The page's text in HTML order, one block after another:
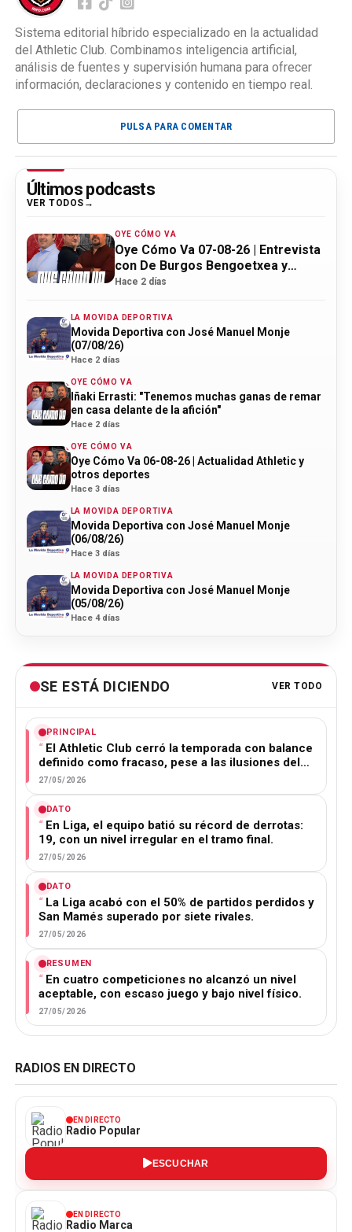
Sistema editorial híbrido especializado en la actualidad
del Athletic Club. Combinamos inteligencia artificial,
análisis de fuentes y supervisión humana para ofrecer
información, declaraciones y contenido en tiempo real.
PULSA PARA COMENTAR
Últimos podcasts
VER TODOS
OYE CÓMO VA
Oye Cómo Va 07-08-26 | Entrevista
con De Burgos Bengoetxea y
actualidad Athletic
Hace 2 días
LA MOVIDA DEPORTIVA
Movida Deportiva con José Manuel Monje
(07/08/26)
Hace 2 días
OYE CÓMO VA
Iñaki Errasti: "Tenemos muchas ganas de remar
en casa delante de la afición"
Hace 2 días
OYE CÓMO VA
Oye Cómo Va 06-08-26 | Actualidad Athletic y
otros deportes
Hace 3 días
LA MOVIDA DEPORTIVA
Movida Deportiva con José Manuel Monje
(06/08/26)
Hace 3 días
LA MOVIDA DEPORTIVA
Movida Deportiva con José Manuel Monje
(05/08/26)
Hace 4 días
SE ESTÁ DICIENDO VER TODO
PRINCIPAL
El Athletic Club cerró la temporada con balance
definido como fracaso, pese a las ilusiones del…
27/05/2026
DATO
En Liga, el equipo batió su récord de derrotas:
19, con un nivel irregular en el tramo final.
27/05/2026
DATO
La Liga acabó con el 50% de partidos perdidos y
San Mamés superado por siete rivales.
27/05/2026
RESUMEN
En cuatro competiciones no alcanzó un nivel
aceptable, con escaso juego y bajo nivel físico.
27/05/2026
RADIOS EN DIRECTO
EN DIRECTO
Radio Popular
ESCUCHAR
EN DIRECTO
Radio Marca